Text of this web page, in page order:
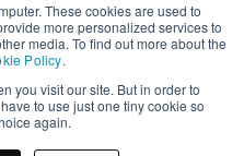
These cookies are used to
more personalized services to
media. To find out more about the
Policy.
you visit our site. But in order to
to use just one tiny cookie so
again.